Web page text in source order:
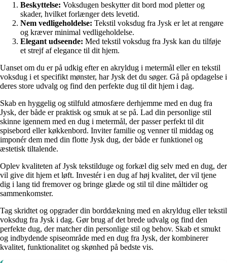
Beskyttelse: Voksdugen beskytter dit bord mod pletter og
skader, hvilket forlænger dets levetid.
Nem vedligeholdelse: Tekstil voksdug fra Jysk er let at rengøre
og kræver minimal vedligeholdelse.
Elegant udseende: Med tekstil voksdug fra Jysk kan du tilføje
et strejf af elegance til dit hjem.
Uanset om du er på udkig efter en akryldug i metermål eller en tekstil
voksdug i et specifikt mønster, har Jysk det du søger. Gå på opdagelse i
deres store udvalg og find den perfekte dug til dit hjem i dag.
Skab en hyggelig og stilfuld atmosfære derhjemme med en dug fra
Jysk, der både er praktisk og smuk at se på. Lad din personlige stil
skinne igennem med en dug i metermål, der passer perfekt til dit
spisebord eller køkkenbord. Inviter familie og venner til middag og
imponér dem med din flotte Jysk dug, der både er funktionel og
æstetisk tiltalende.
Oplev kvaliteten af Jysk tekstilduge og forkæl dig selv med en dug, der
vil give dit hjem et løft. Investér i en dug af høj kvalitet, der vil tjene
dig i lang tid fremover og bringe glæde og stil til dine måltider og
sammenkomster.
Tag skridtet og opgrader din borddækning med en akryldug eller tekstil
voksdug fra Jysk i dag. Gør brug af det brede udvalg og find den
perfekte dug, der matcher din personlige stil og behov. Skab et smukt
og indbydende spiseområde med en dug fra Jysk, der kombinerer
kvalitet, funktionalitet og skønhed på bedste vis.